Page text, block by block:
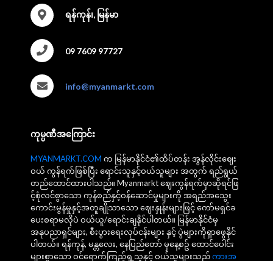
ရန်ကုန်၊, မြန်မာ
09 7609 97727
info@myanmarkt.com
ကုမ္ပဏီအကြောင်း
MYANMARKT.COM က မြန်မာနိုင်ငံ၏ထိပ်တန်း အွန်လိုင်းဈေး
ဝယ် ကွန်ရက်ဖြစ်ပြီး ရောင်းသူနှင့်ဝယ်သူများ အတွက် ရည်ရွယ်
တည်ထောင်ထားပါသည်။ Myanmarkt ဈေးကွန်ရက်မှာဆိုရင်ဖြ
င့်စုံလင်စွာသော ကုန်စည်နှင့်ဝန်ဆောင်မှုများကို အရည်အသွေး
ကောင်းမွန်မှုနှင့်အတူချိုသာသော ဈေးနှုန်းများဖြင့် ကော်မရှင်ခ
ပေးစရာမလိုပဲ ဝယ်ယူ/ရောင်းချနိုင်ပါတယ်။ မြန်မာနိုင်ငံမှ
အနုပညာရှင်များ, စီးပွားရေးလုပ်ငန်းများ နှင့် ပွဲများကိုရှာဖွေနိုင်
ပါတယ်။ ရန်ကုန်, မန္တလေး, နေပြည်တော် မှနေ့စဥ် ထောင်ပေါင်း
များစွာသော ဝင်ရောက်ကြည့်ရှု့သူနှင့် ဝယ်သူများသည်ကားအ